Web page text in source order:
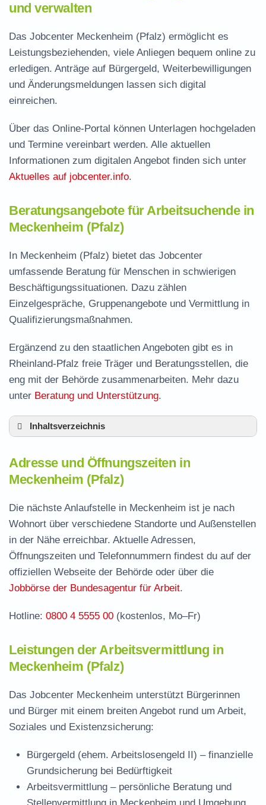
und verwalten
Das Jobcenter Meckenheim (Pfalz) ermöglicht es
Leistungsbeziehenden, viele Anliegen bequem online zu
erledigen. Anträge auf Bürgergeld, Weiterbewilligungen
und Änderungsmeldungen lassen sich digital
einreichen.
Über das Online-Portal können Unterlagen hochgeladen
und Termine vereinbart werden. Alle aktuellen
Informationen zum digitalen Angebot finden sich unter
Aktuelles auf jobcenter.info.
Beratungsangebote für Arbeitsuchende in
Meckenheim (Pfalz)
In Meckenheim (Pfalz) bietet das Jobcenter
umfassende Beratung für Menschen in schwierigen
Beschäftigungssituationen. Dazu zählen
Einzelgespräche, Gruppenangebote und Vermittlung in
Qualifizierungsmaßnahmen.
Ergänzend zu den staatlichen Angeboten gibt es in
Rheinland-Pfalz freie Träger und Beratungsstellen, die
eng mit der Behörde zusammenarbeiten. Mehr dazu
unter Beratung und Unterstützung.
Inhaltsverzeichnis
Leistungen der Arbeitsvermittlung in
Meckenheim
Termin vereinbaren und Bürgergeld beantragen
Jobcenter Bad Dürkheim – zuständige Stelle
Häufige Fragen rund ums Jobcenter
Adresse und Öffnungszeiten in
Meckenheim (Pfalz)
Die nächste Anlaufstelle in Meckenheim ist je nach
Wohnort über verschiedene Standorte und Außenstellen
in der Nähe erreichbar. Aktuelle Adressen,
Öffnungszeiten und Telefonnummern findest du auf der
offiziellen Webseite der Behörde oder über die
Jobbörse der Bundesagentur für Arbeit.
Hotline: 0800 4 5555 00 (kostenlos, Mo–Fr)
Leistungen der Arbeitsvermittlung in
Meckenheim (Pfalz)
Das Jobcenter Meckenheim unterstützt Bürgerinnen
und Bürger mit einem breiten Angebot rund um Arbeit,
Soziales und Existenzsicherung:
Bürgergeld (ehem. Arbeitslosengeld II) – finanzielle
Grundsicherung bei Bedürftigkeit
Arbeitsvermittlung – persönliche Beratung und